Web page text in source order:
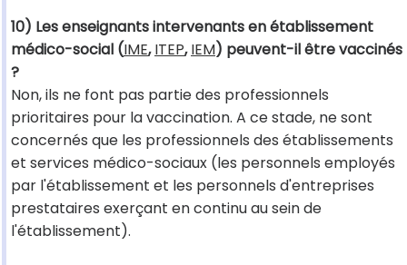
10) Les enseignants intervenants en établissement
médico-social (IME,ITEP,IEM) peuvent-il être vaccinés
?
Non, ils ne font pas partie des professionnels
prioritaires pour la vaccination. A ce stade, ne sont
concernés que les professionnels des établissements
et services médico-sociaux (les personnels employés
par l'établissement et les personnels d'entreprises
prestataires exerçant en continu au sein de
l'établissement).